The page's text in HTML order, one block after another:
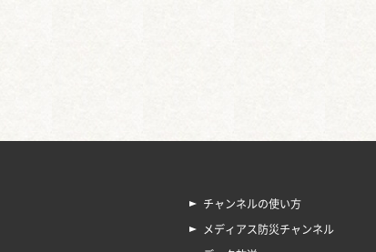
チャンネルの使い方
メディアス防災チャンネル